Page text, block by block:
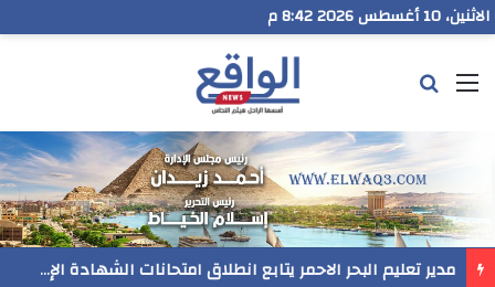
الاثنين، 10 أغسطس 2026 8:42 م
القائمة
رسميا..فيلم المنير ينافس في مهرجان Follow Your Heart بنيويورك